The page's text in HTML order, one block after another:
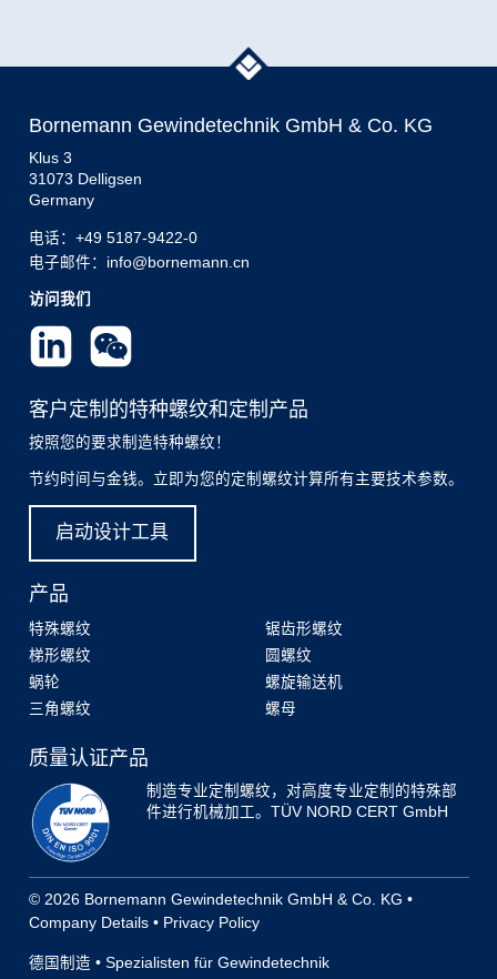
Bornemann Gewindetechnik GmbH & Co. KG
Klus 3
31073 Delligsen
Germany
电话： +49 5187-9422-0
电子邮件：info@bornemann.cn
访问我们
客户定制的特种螺纹和定制产品
按照您的要求制造特种螺纹！
节约时间与金钱。立即为您的定制螺纹计算所有主要技术参数。
启动设计工具
产品
特殊螺纹
梯形螺纹
蜗轮
三角螺纹
锯齿形螺纹
圆螺纹
螺旋输送机
螺母
质量认证产品
制造专业定制螺纹，对高度专业定制的特殊部
件进行机械加工。TÜV NORD CERT GmbH
© 2026 Bornemann Gewindetechnik GmbH & Co. KG •
Company Details• Privacy Policy
德国制造 • Spezialisten für Gewindetechnik